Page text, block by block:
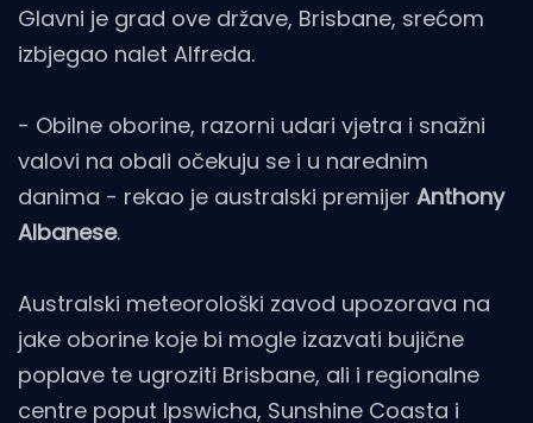
Glavni je grad ove države, Brisbane, srećom
izbjegao nalet Alfreda.
- Obilne oborine, razorni udari vjetra i snažni
valovi na obali očekuju se i u narednim
danima - rekao je australski premijer Anthony
Albanese.
Australski meteorološki zavod upozorava na
jake oborine koje bi mogle izazvati bujične
poplave te ugroziti Brisbane, ali i regionalne
centre poput Ipswicha, Sunshine Coasta i